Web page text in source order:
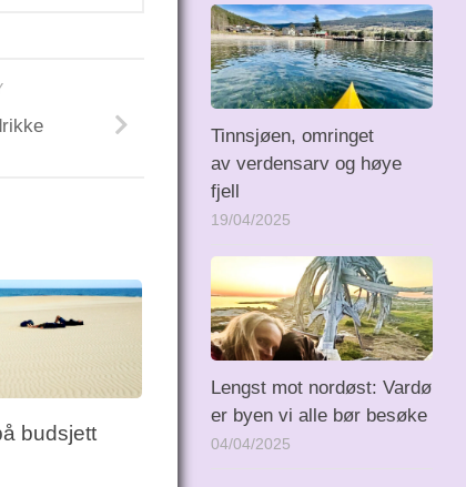
budsjett
Tinnsjøen, omringet
av verdensarv og høye
fjell
19/04/2025
Lengst mot nordøst: Vardø
er byen vi alle bør besøke
04/04/2025